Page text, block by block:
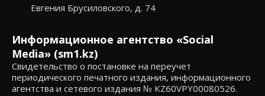
Евгения Брусиловского, д. 74
Информационное агентство «Social
Media» (sm1.kz)
Свидетельство о постановке на переучет
периодического печатного издания, информационного
агентства и сетевого издания № KZ60VPY00080526.